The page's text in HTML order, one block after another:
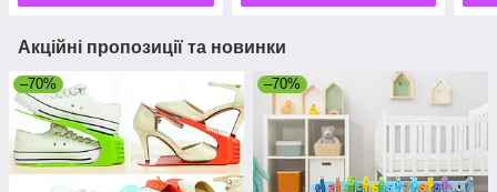
Акційні пропозиції та новинки
–70% –70%